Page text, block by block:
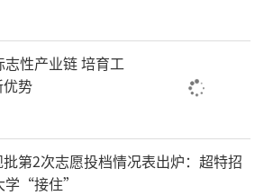
性产业链 培育工
势
第2次志愿投档情况表出炉：超特招
学“接住”